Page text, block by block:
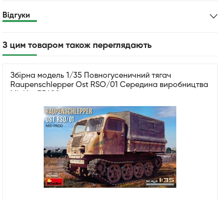
Відгуки
З цим товаром також переглядають
Збірна модель 1/35 Повногусеничний тягач
Raupenschlepper Ost RSO/01 Середина виробництва